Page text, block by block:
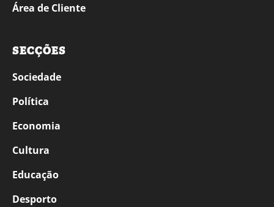
Área de Cliente
SECÇÕES
Sociedade
Política
Economia
Cultura
Educação
Desporto